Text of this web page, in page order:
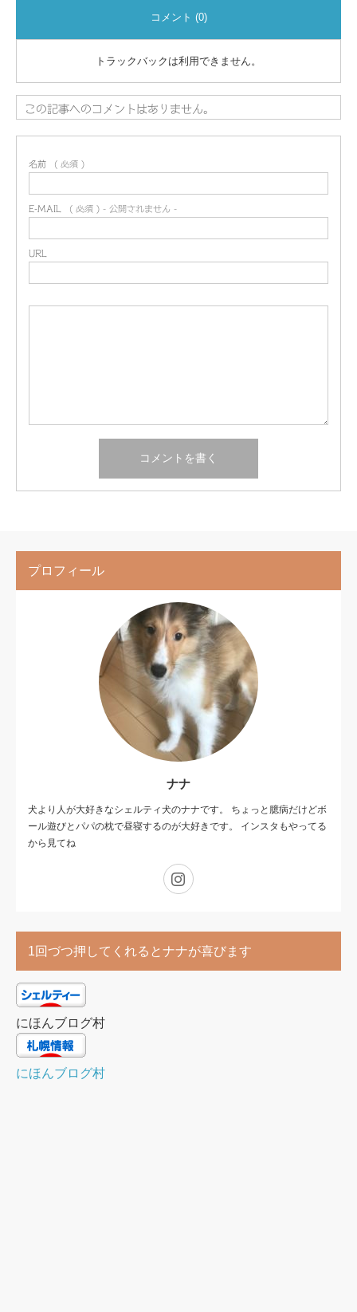
コメント (0)
トラックバックは利用できません。
この記事へのコメントはありません。
名前 ( 必須 )
E-MAIL ( 必須 ) - 公開されません -
URL
プロフィール
ナナ
犬より人が大好きなシェルティ犬のナナです。 ちょっと臆病だけどボ
ール遊びとパパの枕で昼寝するのが大好きです。 インスタもやってる
から見てね
1回づつ押してくれるとナナが喜びます
にほんブログ村
にほんブログ村